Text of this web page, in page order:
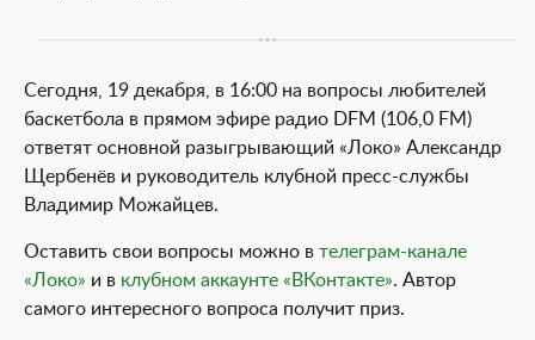
Сегодня, 19 декабря, в 16:00 на вопросы любителей
баскетбола в прямом эфире радио DFM (106,0 FM)
ответят основной разыгрывающий «Локо» Александр
Щербенёв и руководитель клубной пресс-службы
Владимир Можайцев.
Оставить свои вопросы можно в телеграм-канале
«Локо» и в клубном аккаунте «ВКонтакте». Автор
самого интересного вопроса получит приз.